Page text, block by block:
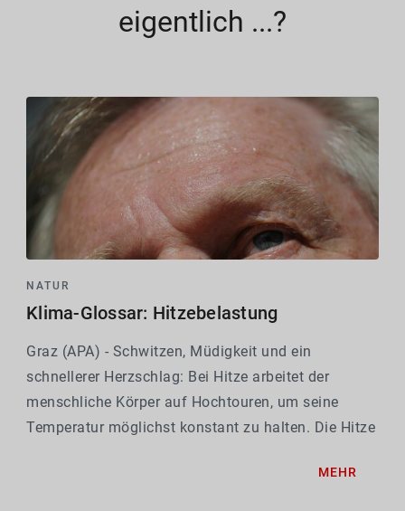
eigentlich ...?
NATUR
Klima-Glossar: Hitzebelastung
Graz (APA) - Schwitzen, Müdigkeit und ein
schnellerer Herzschlag: Bei Hitze arbeitet der
menschliche Körper auf Hochtouren, um seine
Temperatur möglichst konstant zu halten. Die Hitze
MEHR